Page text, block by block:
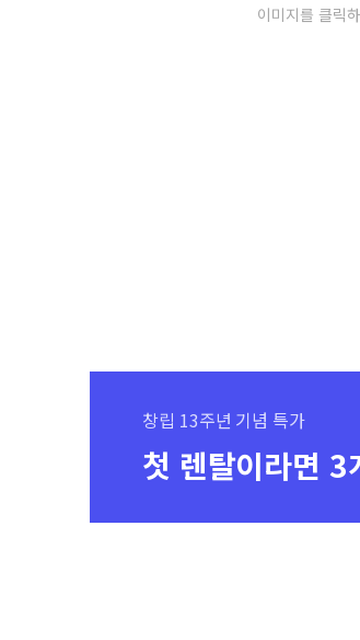
이미지를 클릭
창립 13주년 기념 특가
첫 렌탈이라면 3